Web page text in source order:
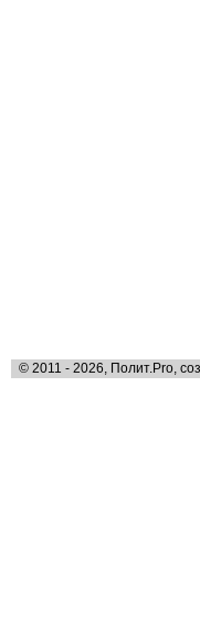
© 2011 - 2026, Полит.Pro,